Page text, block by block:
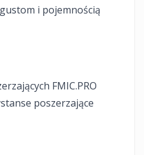
i pojemnością
FMIC.PRO
poszerzające